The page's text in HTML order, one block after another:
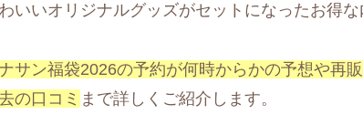
いいオリジナルグッズがセットになったお得な
サン福袋2026の予約が何時からかの予想や再
の口コミ まで詳しくご紹介します。